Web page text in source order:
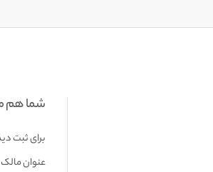
شما هم
برای ثبت
عنوان